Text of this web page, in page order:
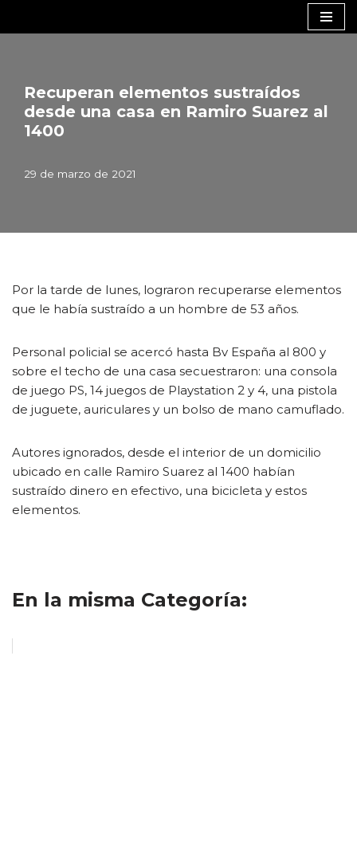
Recuperan elementos sustraídos
desde una casa en Ramiro Suarez al
1400
29 de marzo de 2021
Por la tarde de lunes, lograron recuperarse elementos
que le había sustraído a un hombre de 53 años.
Personal policial se acercó hasta Bv España al 800 y
sobre el techo de una casa secuestraron: una consola
de juego PS, 14 juegos de Playstation 2 y 4, una pistola
de juguete, auriculares y un bolso de mano camuflado.
Autores ignorados, desde el interior de un domicilio
ubicado en calle Ramiro Suarez al 1400 habían
sustraído dinero en efectivo, una bicicleta y estos
elementos.
En la misma Categoría: